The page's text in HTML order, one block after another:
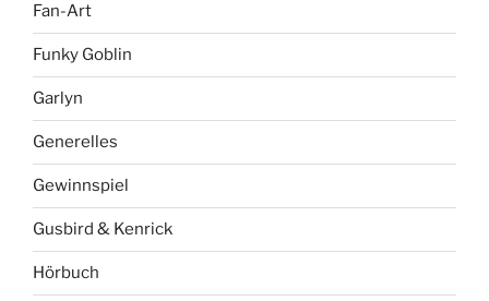
Fan-Art
Funky Goblin
Garlyn
Generelles
Gewinnspiel
Gusbird & Kenrick
Hörbuch